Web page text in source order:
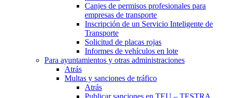
Canjes de permisos profesionales para
empresas de transporte
Inscripción de un Servicio Inteligente de
Transporte
Solicitud de placas rojas
Informes de vehículos en lote
Para ayuntamientos y otras administraciones
Atrás
Multas y sanciones de tráfico
Atrás